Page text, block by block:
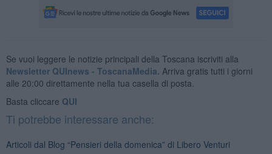
Se vuoi leggere le notizie principali della Toscana iscriviti alla
Newsletter QUInews - ToscanaMedia. Arriva gratis tutti i giorni
alle 20:00 direttamente nella tua casella di posta.
Basta cliccare QUI
Ti potrebbe interessare anche:
Articoli dal Blog “Pensieri della domenica” di Libero Venturi